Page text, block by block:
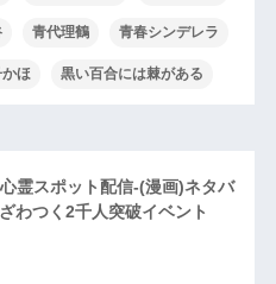
青代理鶴 青春シンデレラ
ほ 黒い百合には棘がある
霊スポット配信-(漫画)ネタバ
わつく2千人突破イベント